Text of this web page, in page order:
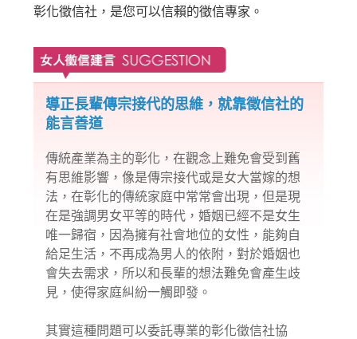
彰化徵信社，是您可以信賴的徵信專家。
導正長輩傳宗接代的思維，就靠徵信社的
能言善道
傳統產業為主的彰化，在觀念上難免會受到舊
有思維影響，像是傳宗接代或是女大當嫁的想
法，在彰化的傳統家庭中常常會出現，但是現
在是強調男女平等的時代，婚姻已經不是女生
唯一歸宿，因為擁有社會地位的女性，能夠自
給足生活，不再成為男人的依附，對於婚姻也
會失去需求，所以和長輩的想法難免會產生歧
見，使得家庭糾紛一觸即發。
其實這種問題可以委託專業的彰化徵信社協